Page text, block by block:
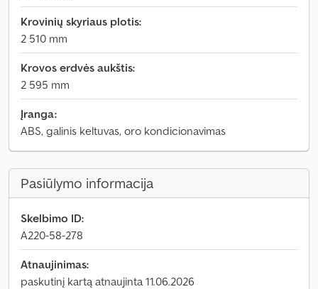
Krovinių skyriaus plotis:
2 510 mm
Krovos erdvės aukštis:
2 595 mm
Įranga:
ABS, galinis keltuvas, oro kondicionavimas
Pasiūlymo informacija
Skelbimo ID:
A220-58-278
Atnaujinimas:
paskutinį kartą atnaujinta 11.06.2026